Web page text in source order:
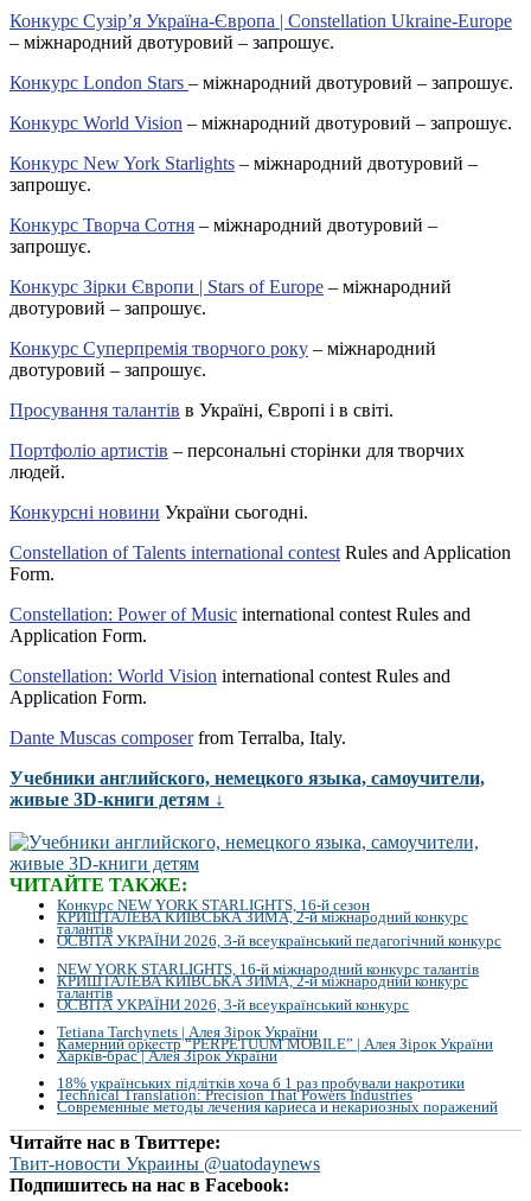
Конкурс Сузір’я Україна-Європа | Constellation Ukraine-Europe
– міжнародний двотуровий – запрошує.
Конкурс London Stars – міжнародний двотуровий – запрошує.
Конкурс World Vision – міжнародний двотуровий – запрошує.
Конкурс New York Starlights – міжнародний двотуровий –
запрошує.
Конкурс Творча Сотня – міжнародний двотуровий –
запрошує.
Конкурс Зірки Європи | Stars of Europe – міжнародний
двотуровий – запрошує.
Конкурс Суперпремія творчого року – міжнародний
двотуровий – запрошує.
Просування талантів в Україні, Європі і в світі.
Портфоліо артистів – персональні сторінки для творчих
людей.
Конкурсні новини України сьогодні.
Constellation of Talents international contest Rules and Application
Form.
Constellation: Power of Music international contest Rules and
Application Form.
Constellation: World Vision international contest Rules and
Application Form.
Dante Muscas composerfrom Terralba, Italy.
Учебники английского, немецкого языка, самоучители,
живые 3D-книги детям ↓
ЧИТАЙТЕ ТАКЖЕ:
Конкурс NEW YORK STARLIGHTS, 16-й сезон
КРИШТАЛЕВА КИЇВСЬКА ЗИМА, 2-й міжнародний конкурс
талантів
ОСВІТА УКРАЇНИ 2026, 3-й всеукраїнський педагогічний конкурс
NEW YORK STARLIGHTS, 16-й міжнародний конкурс талантів
КРИШТАЛЕВА КИЇВСЬКА ЗИМА, 2-й міжнародний конкурс
талантів
ОСВІТА УКРАЇНИ 2026, 3-й всеукраїнський конкурс
Tetiana Tarchynets | Алея Зірок України
Камерний оркестр “PERPETUUM MOBILE” | Алея Зірок України
Харків-брас | Алея Зірок України
18% українських підлітків хоча б 1 раз пробували накротики
Technical Translation: Precision That Powers Industries
Современные методы лечения кариеса и некариозных поражений
Читайте нас в Твиттере:
Твит-новости Украины @uatodaynews
Подпишитесь на нас в Facebook: